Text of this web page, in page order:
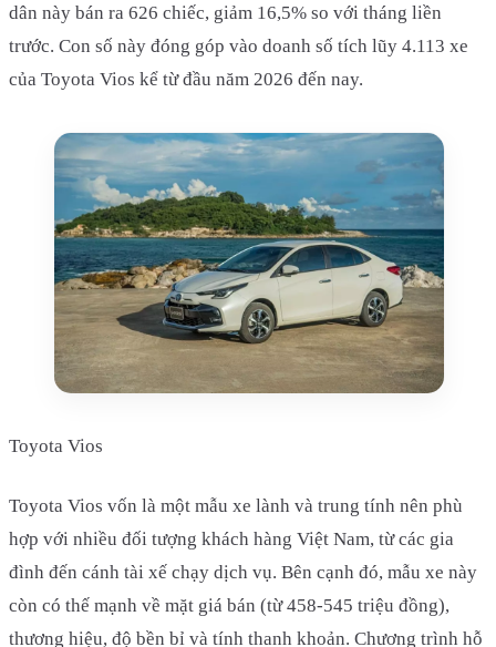
dân này bán ra 626 chiếc, giảm 16,5% so với tháng liền
trước. Con số này đóng góp vào doanh số tích lũy 4.113 xe
của Toyota Vios kể từ đầu năm 2026 đến nay.
Toyota Vios
Toyota Vios vốn là một mẫu xe lành và trung tính nên phù
hợp với nhiều đối tượng khách hàng Việt Nam, từ các gia
đình đến cánh tài xế chạy dịch vụ. Bên cạnh đó, mẫu xe này
còn có thế mạnh về mặt giá bán (từ 458-545 triệu đồng),
thương hiệu, độ bền bỉ và tính thanh khoản. Chương trình hỗ